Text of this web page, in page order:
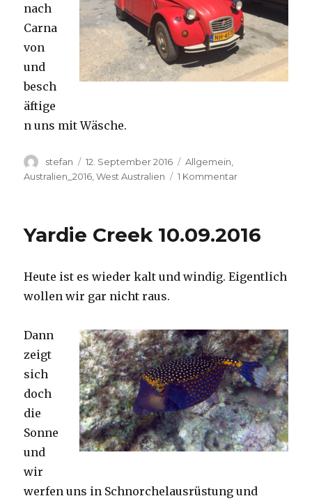
nach
Carna
von
und
besch
äftige
n uns mit Wäsche.
Autor
stefan
Veröffentlicht
am
12. September 2016 Kategorien
Allgemein
Australien_2016 ,West Australien 1 Kommentarzu
Yardie Creek 10.09.2016
Heute ist es wieder kalt und windig. Eigentlich
wollen wir gar nicht raus.
Dann
zeigt
sich
doch
die
Sonne
und
wir
werfen uns in Schnorchelausrüstung und